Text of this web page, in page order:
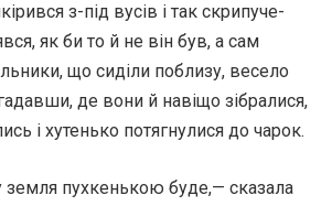
з-під вусів і так скрипуче-
як би то й не він був, а сам
що сиділи поблизу, весело
де вони й навіщо зібралися,
і хутенько потягнулися до чарок.
пухкенькою буде,— сказала